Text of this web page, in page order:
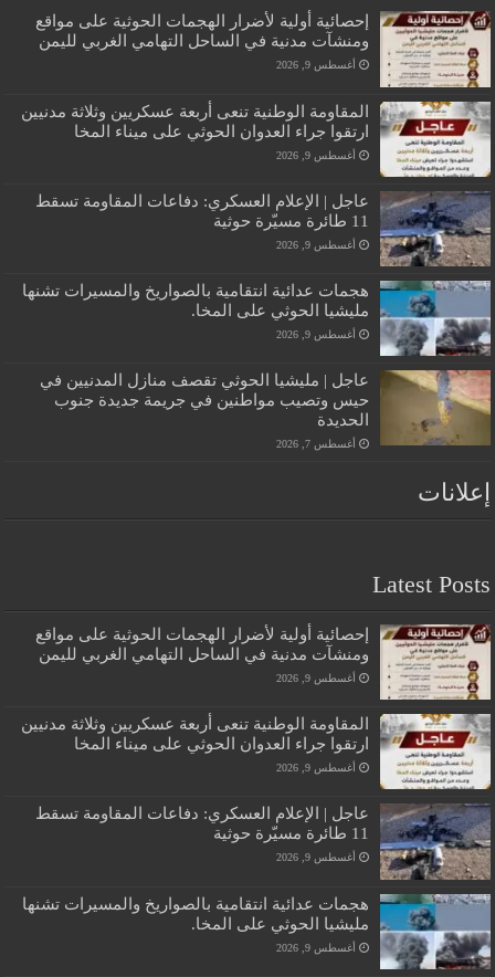
إحصائية أولية لأضرار الهجمات الحوثية على مواقع
ومنشآت مدنية في الساحل التهامي الغربي لليمن
أغسطس 9, 2026
المقاومة الوطنية تنعى أربعة عسكريين وثلاثة مدنيين
ارتقوا جراء العدوان الحوثي على ميناء المخا
أغسطس 9, 2026
عاجل | الإعلام العسكري: دفاعات المقاومة تسقط
11 طائرة مسيّرة حوثية
أغسطس 9, 2026
هجمات عدائية انتقامية بالصواريخ والمسيرات تشنها
مليشيا الحوثي على المخا.
أغسطس 9, 2026
عاجل | مليشيا الحوثي تقصف منازل المدنيين في
حيس وتصيب مواطنين في جريمة جديدة جنوب
الحديدة
أغسطس 7, 2026
إعلانات
Latest Posts
إحصائية أولية لأضرار الهجمات الحوثية على مواقع
ومنشآت مدنية في الساحل التهامي الغربي لليمن
أغسطس 9, 2026
المقاومة الوطنية تنعى أربعة عسكريين وثلاثة مدنيين
ارتقوا جراء العدوان الحوثي على ميناء المخا
أغسطس 9, 2026
عاجل | الإعلام العسكري: دفاعات المقاومة تسقط
11 طائرة مسيّرة حوثية
أغسطس 9, 2026
هجمات عدائية انتقامية بالصواريخ والمسيرات تشنها
مليشيا الحوثي على المخا.
أغسطس 9, 2026